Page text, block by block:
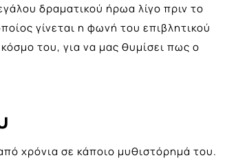
δραματικού ήρωα λίγο πριν το
γίνεται η φωνή του επιβλητικού
του, για να μας θυμίσει πως ο
χρόνια σε κάποιο μυθιστόρημά του.